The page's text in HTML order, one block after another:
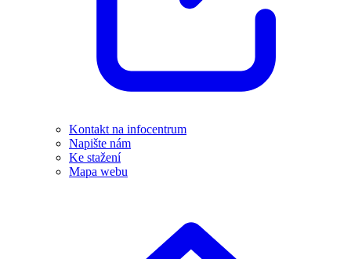
Kontakt na infocentrum
Napište nám
Ke stažení
Mapa webu